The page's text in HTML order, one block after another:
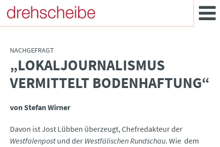
NACHGEFRAGT
„LOKALJOURNALISMUS
VERMITTELT BODENHAFTUNG“
von Stefan Wirner
Davon ist Jost Lübben überzeugt, Chefredakteur der
Westfalenpostund der Westfälischen Rundschau. Wie dem